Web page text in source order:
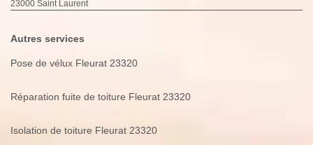
23000 Saint Laurent
Autres services
Pose de vélux Fleurat 23320
Réparation fuite de toiture Fleurat 23320
Isolation de toiture Fleurat 23320